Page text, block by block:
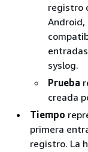
registro
Android,
syslog.
Prueba
creada
Tiempo
primera
registro. La